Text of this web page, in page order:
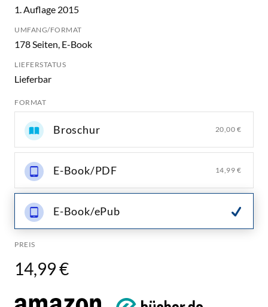
1. Auflage 2015
UMFANG/FORMAT
178 Seiten, E-Book
LIEFERSTATUS
Lieferbar
FORMAT
Broschur 20,00 €
E-Book/PDF 14,99 €
E-Book/ePub
PREIS
14,99 €